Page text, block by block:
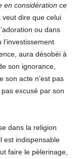
en considération ce
veut dire que celui
ou dans
aura désobéi à
son ignorance,
son acte n’est pas
excusé par son
dans la religion
faire le pèlerinage,